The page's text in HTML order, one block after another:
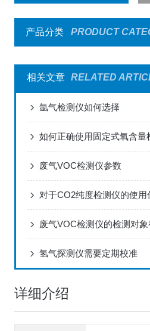
产品分类 PRODUCT
相关文章 RELATED
氩气检测仪如何选择
如何正确使用固定式氧含量
废气VOC检测仪参数
废气VOC检测仪的检测对象
氢气探测仪需要定期校准
详细介绍